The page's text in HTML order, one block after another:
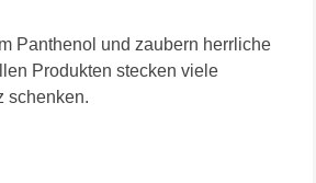
Panthenol und zaubern herrliche
Produkten stecken viele
schenken.